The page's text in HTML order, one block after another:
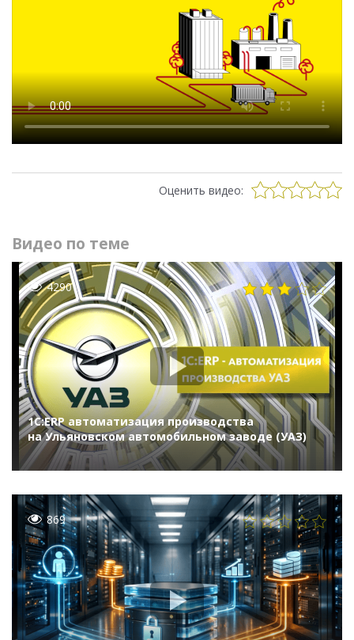
Оценить видео:
Видео по теме
4290
1С:ERP автоматизация производства
на Ульяновском автомобильном заводе (УАЗ)
869